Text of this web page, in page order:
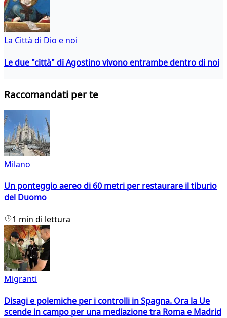
La Città di Dio e noi
Le due "città" di Agostino vivono entrambe dentro di noi
Raccomandati per te
Milano
Un ponteggio aereo di 60 metri per restaurare il tiburio
del Duomo
1 min di lettura
Migranti
Disagi e polemiche per i controlli in Spagna. Ora la Ue
scende in campo per una mediazione tra Roma e Madrid